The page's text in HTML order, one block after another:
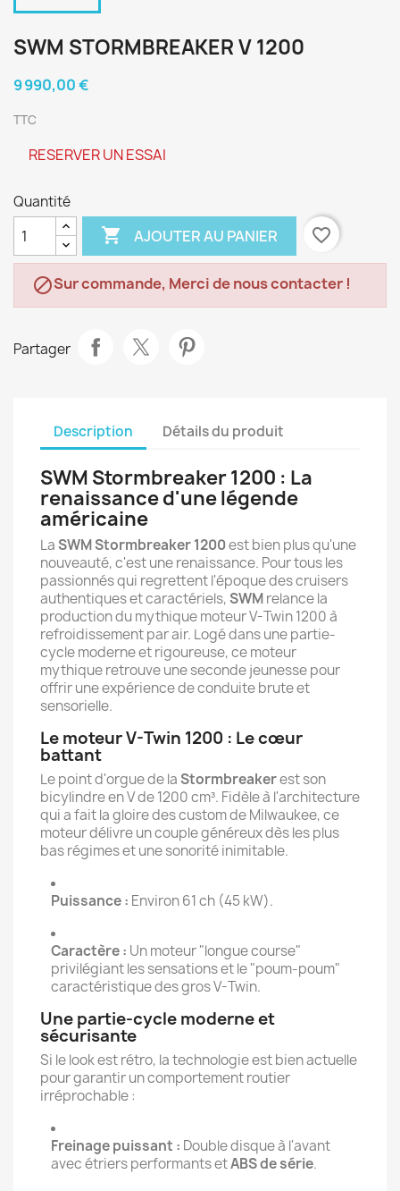
SWM STORMBREAKER V 1200
9 990,00 €
TTC
RESERVER UN ESSAI
Quantité
 AJOUTER AU PANIER favorite_border
Sur commande, Merci de nous contacter !
Partager
Description Détails du produit
SWM Stormbreaker 1200 : La
renaissance d'une légende
américaine
LaSWM Stormbreaker 1200est bien plus qu'une
nouveauté, c'est une renaissance. Pour tous les
passionnés qui regrettent l'époque des cruisers
authentiques et caractériels,SWMrelance la
production du mythique moteur V-Twin 1200 à
refroidissement par air. Logé dans une partie-
cycle moderne et rigoureuse, ce moteur
mythique retrouve une seconde jeunesse pour
offrir une expérience de conduite brute et
sensorielle.
Le moteur V-Twin 1200 : Le cœur
battant
Le point d'orgue de laStormbreakerest son
bicylindre en V de 1200 cm³. Fidèle à l'architecture
qui a fait la gloire des custom de Milwaukee, ce
moteur délivre un couple généreux dès les plus
bas régimes et une sonorité inimitable.
Puissance : Environ 61 ch (45 kW).
Caractère : Un moteur "longue course"
privilégiant les sensations et le "poum-poum"
caractéristique des gros V-Twin.
Une partie-cycle moderne et
sécurisante
Si le look est rétro, la technologie est bien actuelle
pour garantir un comportement routier
irréprochable :
Freinage puissant : Double disque à l'avant
avec étriers performants etABS de série.